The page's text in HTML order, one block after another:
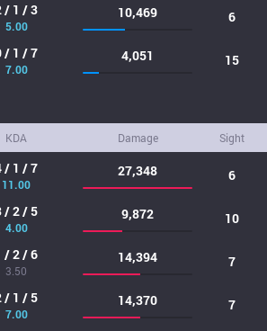
/ 1 / 3
5.00
10,469 6
/ 1 / 7
7.00
4,051 15
KDA Damage Sight
/ 1 / 7
11.00
27,348 6
/ 2 / 5
4.00
9,872 10
/ 2 / 6
3.50
14,394 7
/ 1 / 5
7.00
14,370 7